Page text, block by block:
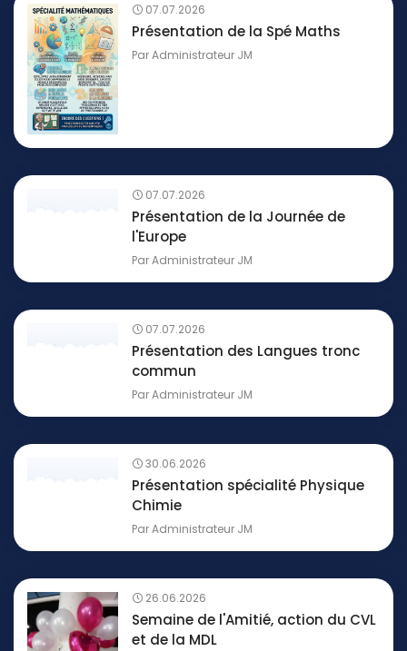
07.07.2026
Présentation de la Spé Maths
ParAdministrateur JM
07.07.2026
Présentation de la Journée de
l'Europe
ParAdministrateur JM
07.07.2026
Présentation des Langues tronc
commun
ParAdministrateur JM
30.06.2026
Présentation spécialité Physique
Chimie
ParAdministrateur JM
26.06.2026
Semaine de l'Amitié, action du CVL
et de la MDL